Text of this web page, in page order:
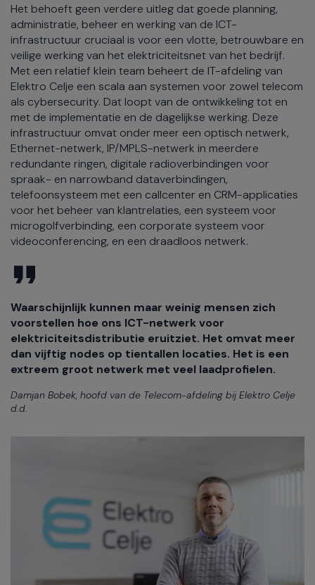
Het behoeft geen verdere uitleg dat goede planning,
administratie, beheer en werking van de ICT-
infrastructuur cruciaal is voor een vlotte, betrouwbare en
veilige werking van het elektriciteitsnet van het bedrijf.
Met een relatief klein team beheert de IT-afdeling van
Elektro Celje een scala aan systemen voor zowel telecom
als cybersecurity. Dat loopt van de ontwikkeling tot en
met de implementatie en de dagelijkse werking. Deze
infrastructuur omvat onder meer een optisch netwerk,
Ethernet-netwerk, IP/MPLS-netwerk in meerdere
redundante ringen, digitale radioverbindingen voor
spraak- en narrowband dataverbindingen,
telefoonsysteem met een callcenter en CRM-applicaties
voor het beheer van klantrelaties, een systeem voor
microgolfverbinding, een corporate systeem voor
videoconferencing, en een draadloos netwerk.
Waarschijnlijk kunnen maar weinig mensen zich
voorstellen hoe ons ICT-netwerk voor
elektriciteitsdistributie eruitziet. Het omvat meer
dan vijftig nodes op tientallen locaties. Het is een
extreem groot netwerk met veel laadprofielen.
Damjan Bobek, hoofd van de Telecom-afdeling bij Elektro Celje
d.d.